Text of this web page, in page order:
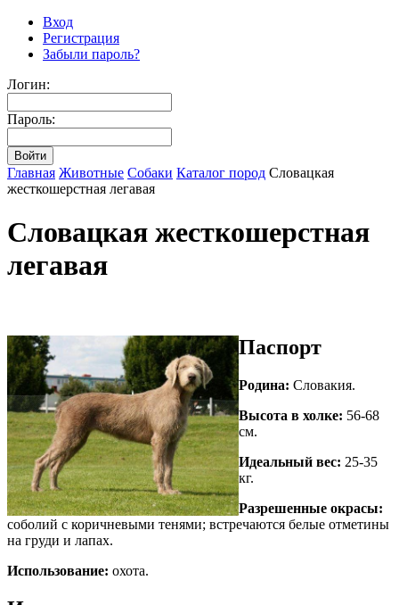
Вход
Регистрация
Забыли пароль?
Логин:
Пароль:
Главная Животные Собаки Каталог пород Словацкая
жесткошерстная легавая
Словацкая жесткошерстная
легавая
Паспорт
Родина: Словакия.
Высота в холке: 56-68
см.
Идеальный вес: 25-35
кг.
Разрешенные окрасы:
соболий с коричневыми тенями; встречаются белые отметины
на груди и лапах.
Использование: охота.